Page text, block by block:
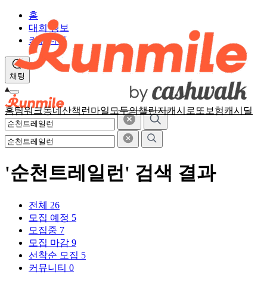
홈팀워크동네산책 런마일 모두의챌린지캐시로또 보험캐시딜
홈
대회 정보
커뮤니티
채팅
'순천트레일런' 검색 결과
전체 26
모집 예정 5
모집중 7
모집 마감 9
선착순 모집 5
커뮤니티 0